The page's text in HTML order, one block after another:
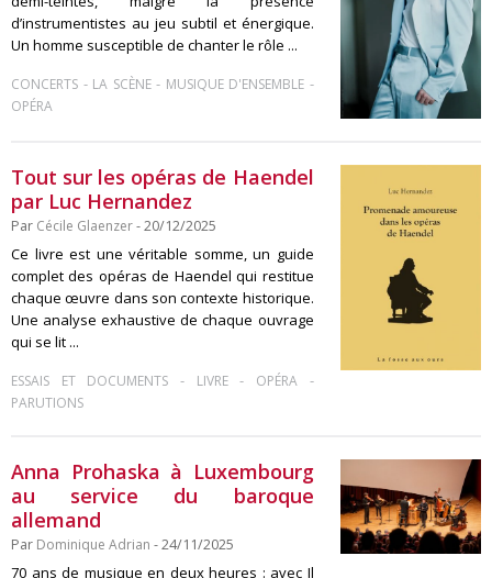
d’instrumentistes au jeu subtil et énergique.
Un homme susceptible de chanter le rôle ...
CONCERTS - LA SCÈNE- MUSIQUE D'ENSEMBLE -
OPÉRA
Tout sur les opéras de Haendel
par Luc Hernandez
Par Cécile Glaenzer- 20/12/2025
Ce livre est une véritable somme, un guide
complet des opéras de Haendel qui restitue
chaque œuvre dans son contexte historique.
Une analyse exhaustive de chaque ouvrage
qui se lit ...
ESSAIS ET DOCUMENTS - LIVRE- OPÉRA-
PARUTIONS
Anna Prohaska à Luxembourg
au service du baroque
allemand
Par Dominique Adrian - 24/11/2025
70 ans de musique en deux heures : avec Il